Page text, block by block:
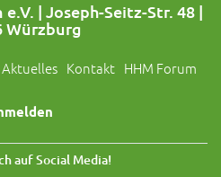
| Joseph-Seitz-Str. 48 |
Würzburg
Aktuelles Kontakt HHM Forum
auf Social Media!